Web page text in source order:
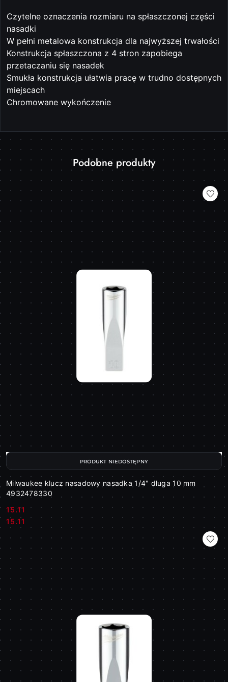
Czytelne oznaczenia rozmiaru na spłaszczonej części
nasadki
W pełni metalowa konstrukcja dla najwyższej trwałości
Konstrukcja spłaszczona z 4 stron zapobiega
przetaczaniu się nasadek
Smukła konstrukcja ułatwia pracę w trudno dostępnych
miejscach
Chromowane wykończenie
Pomiń karuzelę produktów
Produkty
statusie:
Podobne produkty
Milwaukee klucz nasadowy nasadka 1/4" długa 10 mm
4932478330
Cena:
15.11
Cena:
15.11
PRODUKT NIEDOSTĘPNY